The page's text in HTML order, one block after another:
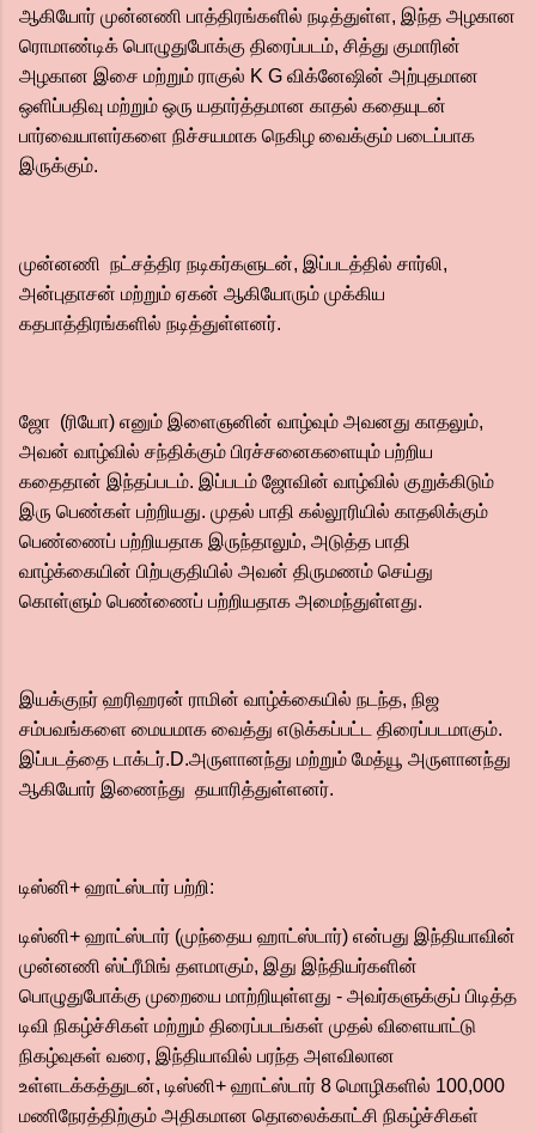
ஆகியோர் முன்னணி பாத்திரங்களில் நடித்துள்ள, இந்த அழகான
ரொமாண்டிக் பொழுதுபோக்கு திரைப்படம், சித்து குமாரின்
அழகான இசை மற்றும் ராகுல் K G விக்னேஷின் அற்புதமான
ஒளிப்பதிவு மற்றும் ஒரு யதார்த்தமான காதல் கதையுடன்
பார்வையாளர்களை நிச்சயமாக நெகிழ வைக்கும் படைப்பாக
இருக்கும்.
முன்னணி நட்சத்திர நடிகர்களுடன், இப்படத்தில் சார்லி,
அன்புதாசன் மற்றும் ஏகன் ஆகியோரும் முக்கிய
கதபாத்திரங்களில் நடித்துள்ளனர்.
ஜோ (ரியோ) எனும் இளைஞனின் வாழ்வும் அவனது காதலும்,
அவன் வாழ்வில் சந்திக்கும் பிரச்சனைகளையும் பற்றிய
கதைதான் இந்தப்படம். இப்படம் ஜோவின் வாழ்வில் குறுக்கிடும்
இரு பெண்கள் பற்றியது. முதல் பாதி கல்லூரியில் காதலிக்கும்
பெண்ணைப் பற்றியதாக இருந்தாலும், அடுத்த பாதி
வாழ்க்கையின் பிற்பகுதியில் அவன் திருமணம் செய்து
கொள்ளும் பெண்ணைப் பற்றியதாக அமைந்துள்ளது.
இயக்குநர் ஹரிஹரன் ராமின் வாழ்க்கையில் நடந்த, நிஜ
சம்பவங்களை மையமாக வைத்து எடுக்கப்பட்ட திரைப்படமாகும்.
இப்படத்தை டாக்டர்.D.அருளானந்து மற்றும் மேத்யூ அருளானந்து
ஆகியோர் இணைந்து தயாரித்துள்ளனர்.
டிஸ்னி+ ஹாட்ஸ்டார் பற்றி:
டிஸ்னி+ ஹாட்ஸ்டார் (முந்தைய ஹாட்ஸ்டார்) என்பது இந்தியாவின்
முன்னணி ஸ்ட்ரீமிங் தளமாகும், இது இந்தியர்களின்
பொழுதுபோக்கு முறையை மாற்றியுள்ளது - அவர்களுக்குப் பிடித்த
டிவி நிகழ்ச்சிகள் மற்றும் திரைப்படங்கள் முதல் விளையாட்டு
நிகழ்வுகள் வரை, இந்தியாவில் பரந்த அளவிலான
உள்ளடக்கத்துடன், டிஸ்னி+ ஹாட்ஸ்டார் 8 மொழிகளில் 100,000
மணிநேரத்திற்கும் அதிகமான தொலைக்காட்சி நிகழ்ச்சிகள்